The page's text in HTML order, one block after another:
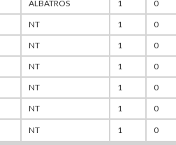
ALBATROS 1
0
NT 1
0
NT 1
0
NT 1
0
NT 1
0
NT 1 0
NT 1 0